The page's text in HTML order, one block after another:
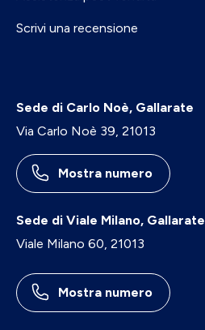
Scrivi una recensione
Sede di Carlo Noè, Gallarate
Via Carlo Noè 39, 21013
Mostra numero
Sede di Viale Milano, Gallarate
Viale Milano 60, 21013
Mostra numero